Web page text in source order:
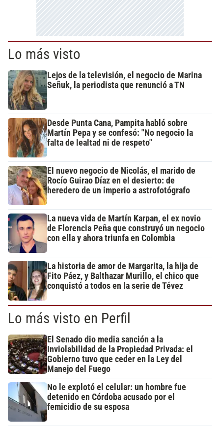
Lo más visto
Lejos de la televisión, el negocio de Marina
Señuk, la periodista que renunció a TN
Desde Punta Cana, Pampita habló sobre
Martín Pepa y se confesó: "No negocio la
falta de lealtad ni de respeto"
El nuevo negocio de Nicolás, el marido de
Rocío Guirao Díaz en el desierto: de
heredero de un imperio a astrofotógrafo
La nueva vida de Martín Karpan, el ex novio
de Florencia Peña que construyó un negocio
con ella y ahora triunfa en Colombia
La historia de amor de Margarita, la hija de
Fito Páez, y Balthazar Murillo, el chico que
conquistó a todos en la serie de Tévez
Lo más visto en Perfil
El Senado dio media sanción a la
Inviolabilidad de la Propiedad Privada: el
Gobierno tuvo que ceder en la Ley del
Manejo del Fuego
No le explotó el celular: un hombre fue
detenido en Córdoba acusado por el
femicidio de su esposa